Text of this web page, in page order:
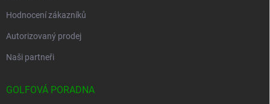
Hodnocení zákazníků
Autorizovaný prodej
Naši partneři
GOLFOVÁ PORADNA